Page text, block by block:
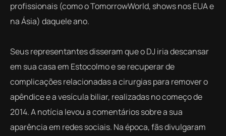
profissionais (como o TomorrowWorld, shows nos EUA e
na Ásia) daquele ano.
Seus representantes disseram que o DJ iria descansar
em sua casa em Estocolmo e se recuperar de
complicações relacionadas a cirurgias para remover o
apêndice e a vesícula biliar, realizadas no começo de
2014. A notícia levou a comentários sobre a sua
aparência em redes sociais. Na época, fãs divulgaram